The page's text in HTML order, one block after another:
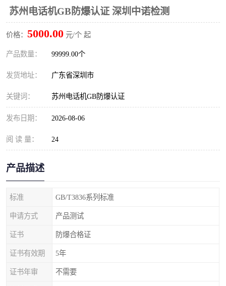
苏州电话机GB防爆认证 深圳中诺检测
价格： 5000.00 元/个 起
产品数量： 99999.00个
发货地址： 广东省深圳市
关键词： 苏州电话机GB防爆认证
发布日期： 2026-08-06
阅 读 量： 24
产品描述
标准 GB/T3836系列标准
申请方式 产品测试
证书 防爆合格证
证书有效期 5年
证书年审 不需要